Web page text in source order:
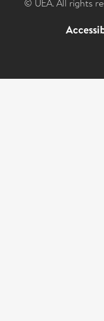
© UEA. All rights